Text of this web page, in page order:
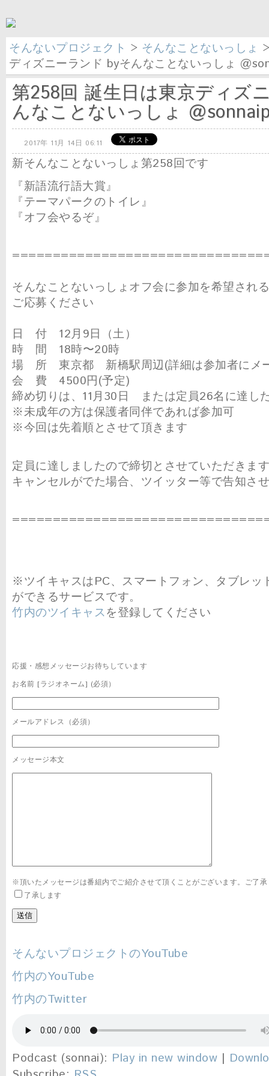
そんないプロジェクト > そんなことないっしょ
ディズニーランド byそんなことないっしょ
第258回 誕生日は東京ディズ
んなことないっしょ
2017年 11月 14日 06:11
新そんなことないっしょ第258回です
『新語流行語大賞』
『テーマパークのトイレ』
『オフ会やるぞ』
そんなことないっしょオフ会に参加を希望され
ご応募ください
日 付 12月9日（土）
時 間 18時〜20時
場 所 東京都 新橋駅周辺(詳細は参加者にメ
会 費 4500円(予定)
締め切りは、11月30日 または定員26名に達し
※未成年の方は保護者同伴であれば参加可
※今回は先着順とさせて頂きます
定員に達しましたので締切とさせていただきます
キャンセルがでた場合、ツイッター等で告知さ
※ツイキャスはPC、スマートフォン、タブレッ
ができるサービスです。
竹内のツイキャスを登録してください
応援・感想メッセージお待ちしています
お名前 [ラジオネーム] (必須）
メールアドレス（必須）
メッセージ本文
※頂いたメッセージは番組内でご紹介させて頂くことがございます。ご了
了承します
そんないプロジェクトのYouTube
竹内のYouTube
竹内のTwitter
Podcast (sonnai): Play in new window |